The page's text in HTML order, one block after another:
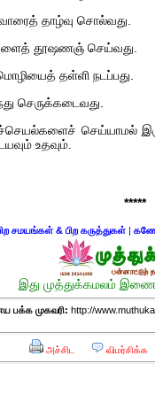
தாழ்வு சொல்வது.
தூஷணஞ் செய்வது.
தள்ளி நடப்பது.
செருக்கடைவது.
செய்யாமல்
உதவும்.
*****
சமயங்கள் & பிற கருத்துகள் |
இது முத்துக்கமலம்
பக்க முகவரி: http://
அச்சிட விமர்சிக்க